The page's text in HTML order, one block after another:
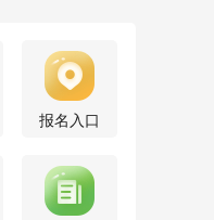
报名入口